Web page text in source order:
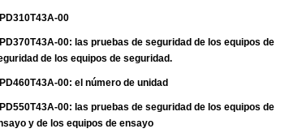
00
00: las pruebas de seguridad de los equipos de
de los equipos de seguridad.
00: el número de unidad
00: las pruebas de seguridad de los equipos de
y de los equipos de ensayo